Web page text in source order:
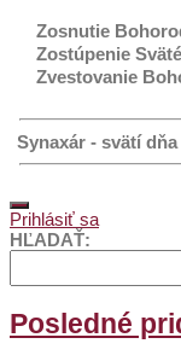
Zosnutie
Zostúpenie
Zvestovanie
Synaxár - svätí dňa
Prihlásiť sa
HĽADAŤ:
Posledné